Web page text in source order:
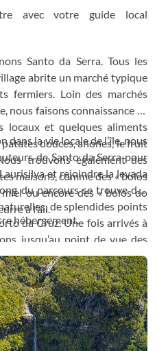
avec votre guide local
Santo da Serra. Tous les
abrite un marché typique
fermiers. Loin des marchés
nous faisons connaissance ici
locaux et quelques aliments
douces, anones, le fruit
trouvons également des
maisons, comme des « bolos
ou encore des « bolos do
à l’ail.
dans la vie locale de l’île, nous
de Santo da Serra pour
et rejoindre la levada
du parcours se trouve des
de splendides points
da Cruz. Une fois arrivés à
jusqu’au point de vue des
les plus hauts sommets de
Ruivo.
hébergement.